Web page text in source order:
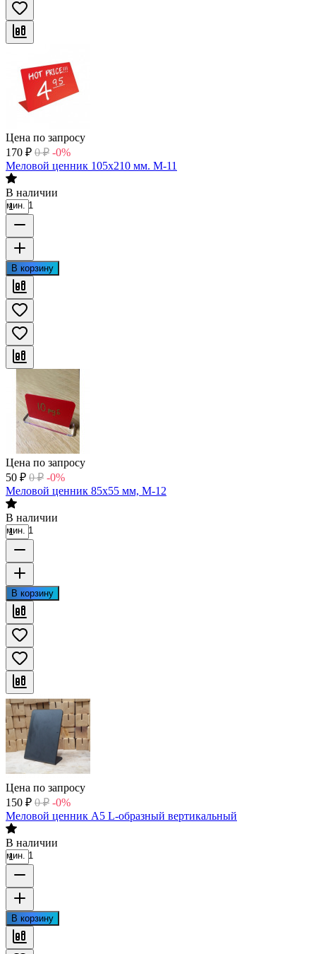
Цена по запросу
170 ₽ 0 ₽ -0%
Меловой ценник 105х210 мм. М-11
В наличии
мин. 1
В корзину
Цена по запросу
50 ₽ 0 ₽ -0%
Меловой ценник 85х55 мм, М-12
В наличии
мин. 1
В корзину
Цена по запросу
150 ₽ 0 ₽ -0%
Меловой ценник А5 L-образный вертикальный
В наличии
мин. 1
В корзину